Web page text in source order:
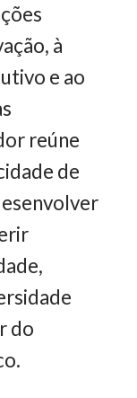
à
e ao
reúne
de
do